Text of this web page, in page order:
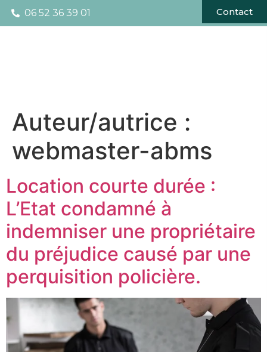
06 52 36 39 01 Contact
Auteur/autrice :
webmaster-abms
Location courte durée :
L’Etat condamné à
indemniser une propriétaire
du préjudice causé par une
perquisition policière.